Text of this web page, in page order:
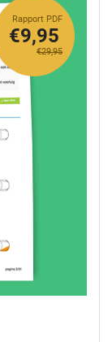
Rapport PDF
€29,95
€9,95